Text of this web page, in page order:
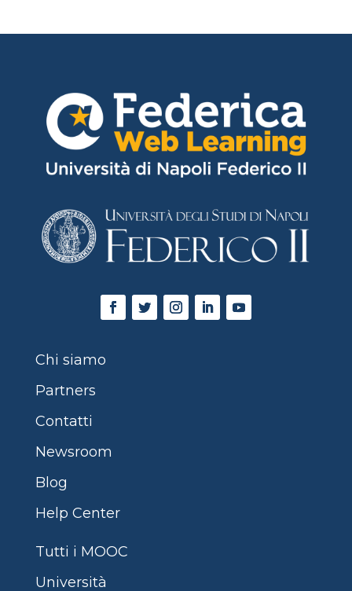
Chi siamo
Partners
Contatti
Newsroom
Blog
Help Center
Tutti i MOOC
Università